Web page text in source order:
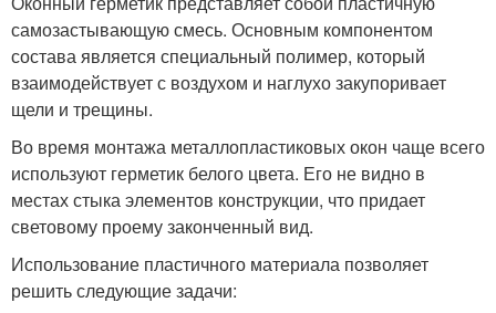
самозастывающую смесь. Основным компонентом
состава является специальный полимер, который
взаимодействует с воздухом и наглухо закупоривает
щели и трещины.
Во время монтажа металлопластиковых окон чаще всего
используют герметик белого цвета. Его не видно в
местах стыка элементов конструкции, что придает
световому проему законченный вид.
Использование пластичного материала позволяет
решить следующие задачи: